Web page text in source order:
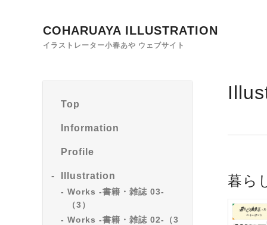
COHARUAYA ILLUSTRATION
イラストレーター小春あや ウェブサイト
Top
Information
Profile
Illustration
Works -書籍・雑誌 03-
（3）
Works -書籍・雑誌 02-（3
暮ら